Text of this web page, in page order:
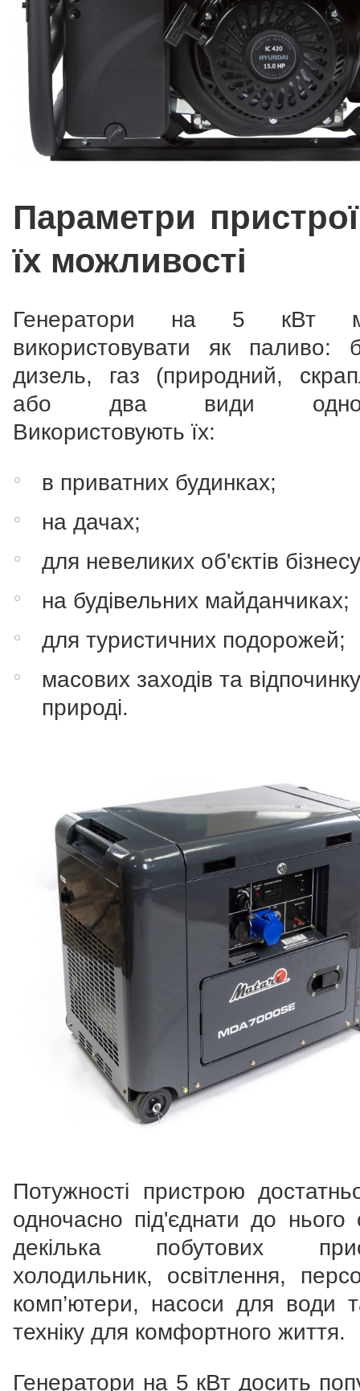
Параметри
їх можливості
Генератори на 5 кВт
використовувати як паливо:
дизель, газ (природний,
або два види
Використовують їх:
в приватних будинках;
на дачах;
для невеликих об'єктів
на будівельних майданчиках;
для туристичних подорожей;
масових заходів та
природі.
Потужності пристрою
одночасно під'єднати до нього
декілька побутових
холодильник, освітлення,
комп’ютери, насоси для води
техніку для комфортного життя.
Генератори на 5 кВт досить